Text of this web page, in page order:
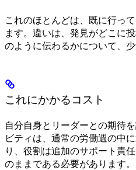
これのほとんどは、既に行っ
ます。違いは、発見がどこに
のように伝わるかについて、
これにかかるコスト
自分自身とリーダーとの期待
ビティは、通常の労働週の中
り、役割は追加のサポート責
のままである必要があります。